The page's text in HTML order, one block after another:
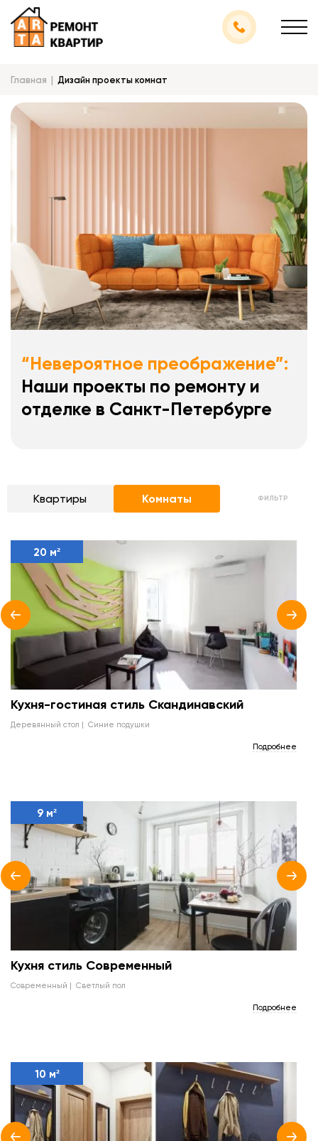
Главная Дизайн проекты комнат
“Невероятное преображение”:
Наши проекты по ремонту и
отделке в Санкт-Петербурге
Квартиры Комнаты ФИЛЬТР
20 м²
Кухня-гостиная стиль Скандинавский
деревянный стол синие подушки
Подробнее
9 м²
Кухня стиль Современный
современный светлый пол
Подробнее
10 м²